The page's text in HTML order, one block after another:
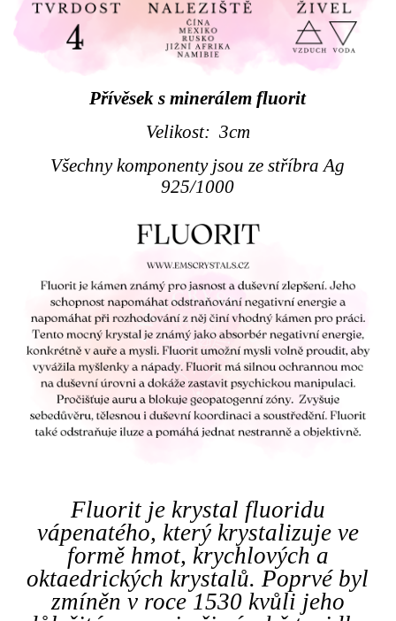
Přívěsek s minerálem fluorit
Velikost: 3cm
Všechny komponenty jsou ze stříbra Ag
925/1000
Fluorit je krystal fluoridu
vápenatého, který krystalizuje ve
formě hmot, krychlových a
oktaedrických krystalů. Poprvé byl
zmíněn v roce 1530 kvůli jeho